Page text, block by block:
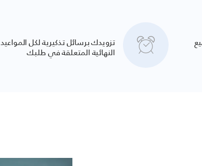
تزويدك برسائل تذكيرية لكل المواعيد
النهائية المتعلقة في طلبك